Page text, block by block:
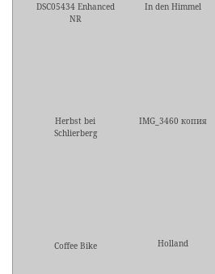
DSC05434 Enhanced
NR
In den Himmel
Herbst bei
Schlierberg
IMG_3460 копия
Coffee Bike
Holland